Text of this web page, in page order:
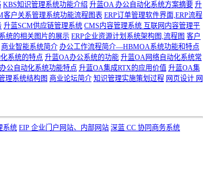
KBS知识管理系统功能介绍 升蓝OA 办公自动化系统方案摘要 升
客户关系管理系统功能流程图表 ERP订单管理软件界面,ERP流程
升蓝SCM供应链管理系统 CMS内容管理系统 互联网内容管理平
统的相关图片的展示 ERP企业资源计划系统架构图,流程图 客户
商业智能系统简介 办公工作流程简介—HBMOA系统功能和特点
系统的特点 升蓝OA办公系统的功能 升蓝OA网络自动化系统常
公自动化系统功能特点 升蓝OA集成RTX的应用价值 升蓝OA集
理系统结构图 商业论坛简介 知识管理实施策划过程 网页设计 网
系统 EIP 企业门户网站、内部网站 深蓝 CC 协同商务系统